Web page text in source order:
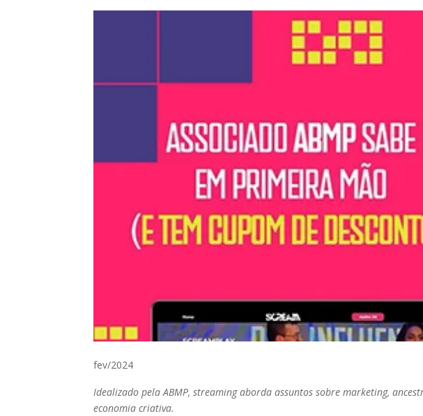
fev/2024
Idealizado pela ABMP, streaming aborda assuntos sobre marketing,
economia criativa.